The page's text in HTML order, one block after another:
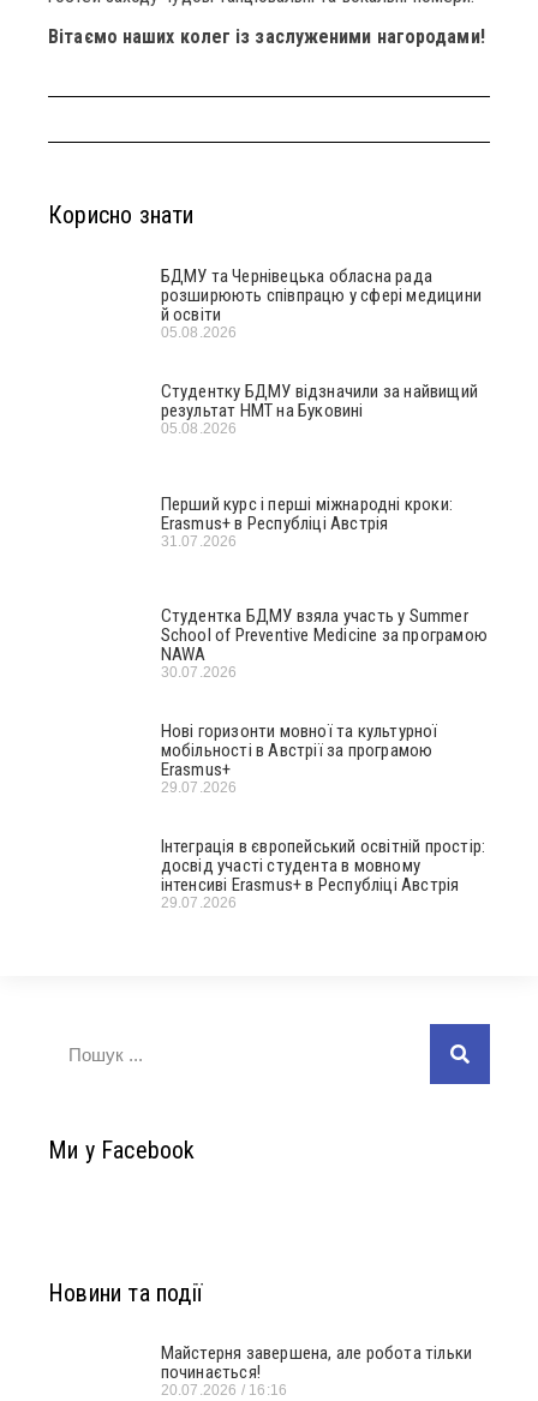
Вітаємо наших колег із заслуженими нагородами!
Корисно знати
БДМУ та Чернівецька обласна рада
розширюють співпрацю у сфері медицини
й освіти
05.08.2026
Студентку БДМУ відзначили за найвищий
результат НМТ на Буковині
05.08.2026
Перший курс і перші міжнародні кроки:
Erasmus+ в Республіці Австрія
31.07.2026
Студентка БДМУ взяла участь у Summer
School of Preventive Medicine за програмою
NAWA
30.07.2026
Нові горизонти мовної та культурної
мобільності в Австрії за програмою
Erasmus+
29.07.2026
Інтеграція в європейський освітній простір:
досвід участі студента в мовному
інтенсиві Erasmus+ в Республіці Австрія
29.07.2026
Ми у Facebook
Новини та події
Майстерня завершена, але робота тільки
починається!
20.07.2026 16:16